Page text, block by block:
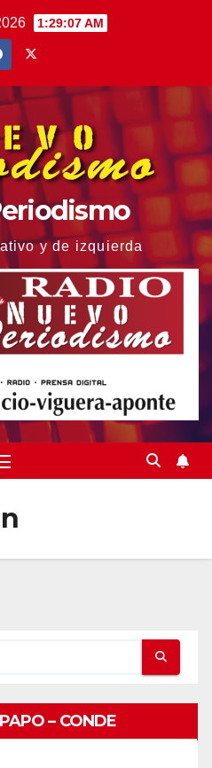
1:29:08 AM
y de izquierda
– CONDE